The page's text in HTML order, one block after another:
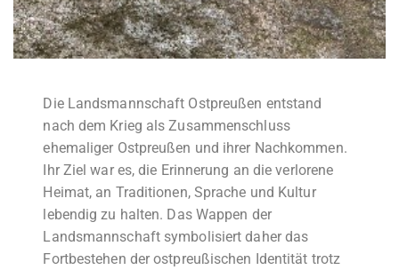
Die Landsmannschaft Ostpreußen entstand
nach dem Krieg als Zusammenschluss
ehemaliger Ostpreußen und ihrer Nachkommen.
Ihr Ziel war es, die Erinnerung an die verlorene
Heimat, an Traditionen, Sprache und Kultur
lebendig zu halten. Das Wappen der
Landsmannschaft symbolisiert daher das
Fortbestehen der ostpreußischen Identität trotz